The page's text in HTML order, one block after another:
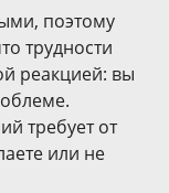
поэтому
трудности
реакцией: вы
требует от
или не